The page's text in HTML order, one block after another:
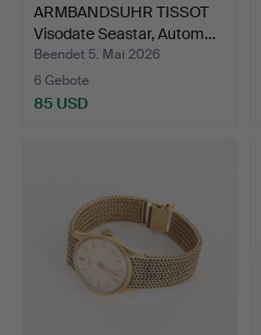
ARMBANDSUHR TISSOT
Visodate Seastar, Autom…
Beendet 5. Mai 2026
6 Gebote
85 USD